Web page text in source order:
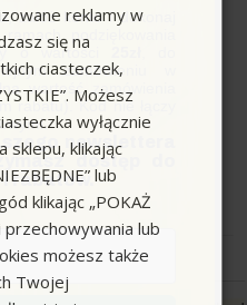
w UE:
reklamy w
się na
ciasteczek,
Możesz
wyłącznie
sklepu, klikając
lub
klikając „POKAŻ
przechowywania lub
możesz także
Twojej
załóż konto i dokonaj
podziękowania
o wartości
zamówieniu w
wartość zamówienia
rabatu). Kod nie łączy
newslettera
dostęp do
i rabatów.